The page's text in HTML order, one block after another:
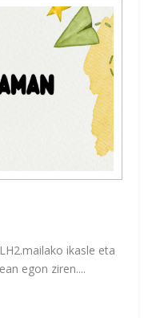
ikasle eta
egon ziren....